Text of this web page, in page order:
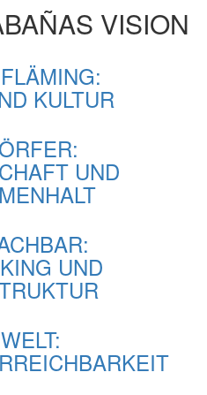
VISION
KULTUR
UND
UND